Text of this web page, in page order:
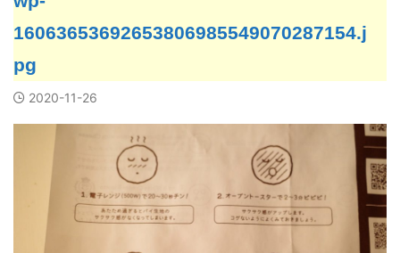
16063653692653806985549070287154.j
pg
2020-11-26